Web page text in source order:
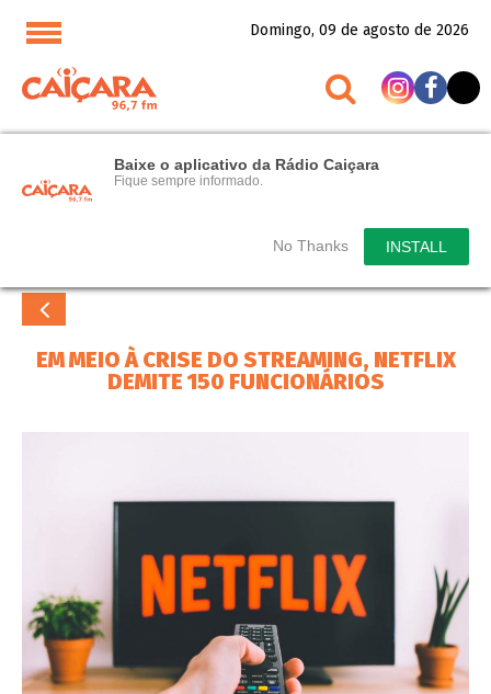
Baixe o aplicativo da Rádio Caiçara
Fique sempre informado.
No Thanks INSTALL
Domingo, 09 de agosto de 2026
EM MEIO À CRISE DO STREAMING, NETFLIX
DEMITE 150 FUNCIONÁRIOS